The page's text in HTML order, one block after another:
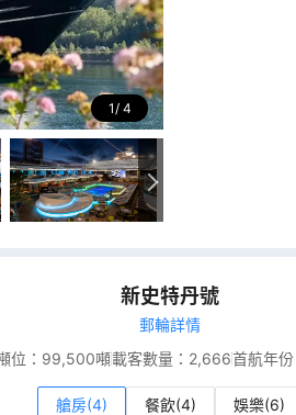
1 4
新史特丹號
郵輪詳情
位： 99,500噸載客數量： 2,666首航年份
艙房(4) 餐飲(4) 娛樂(6)